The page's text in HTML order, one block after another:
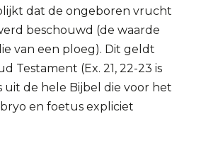
dat de ongeboren vrucht
beschouwd (de waarde
van een ploeg). Dit geldt
Testament (Ex. 21, 22-23 is
uit de hele Bijbel die voor het
en foetus expliciet